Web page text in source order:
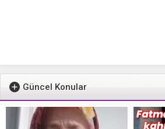
Güncel Konular